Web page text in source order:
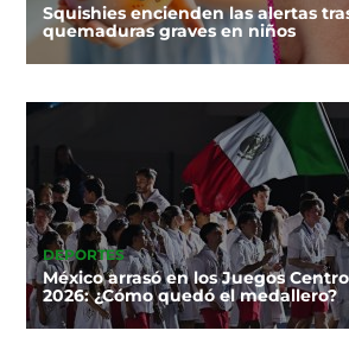
Squishies encienden las alertas
quemaduras graves en niños
DEPORTES
México arrasó en los Juegos
2026: ¿Cómo quedó el medallero?